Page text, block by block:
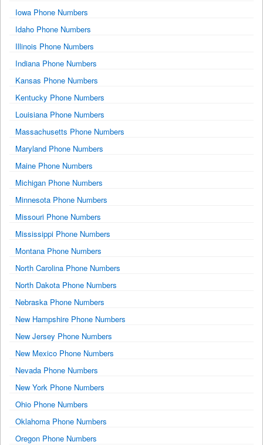
Iowa Phone Numbers
Idaho Phone Numbers
Illinois Phone Numbers
Indiana Phone Numbers
Kansas Phone Numbers
Kentucky Phone Numbers
Louisiana Phone Numbers
Massachusetts Phone Numbers
Maryland Phone Numbers
Maine Phone Numbers
Michigan Phone Numbers
Minnesota Phone Numbers
Missouri Phone Numbers
Mississippi Phone Numbers
Montana Phone Numbers
North Carolina Phone Numbers
North Dakota Phone Numbers
Nebraska Phone Numbers
New Hampshire Phone Numbers
New Jersey Phone Numbers
New Mexico Phone Numbers
Nevada Phone Numbers
New York Phone Numbers
Ohio Phone Numbers
Oklahoma Phone Numbers
Oregon Phone Numbers